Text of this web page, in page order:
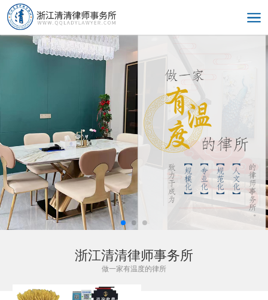
浙江清清律师事务所
做一家有温度的律所